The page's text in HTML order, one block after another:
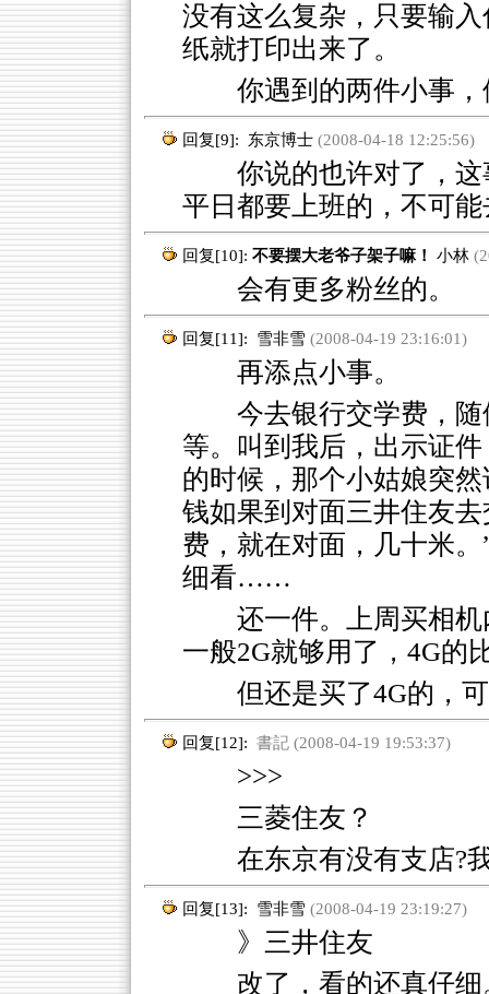
没有这么复杂，只要输
纸就打印出来了。
你遇到的两件小事
回复[9]: 东京博士(2008-04-18 12:25:56)
你说的也许对了，这
平日都要上班的，不可
回复[10]: 不要摆大老爷子架子嘛！ 小林
会有更多粉丝的。
回复[11]: 雪非雪(2008-04-19 23:16:01)
再添点小事。
今去银行交学费，
等。叫到我后，出示证
的时候，那个小姑娘突
钱如果到对面三井住友
费，就在对面，几十米
细看……
还一件。上周买相
一般2G就够用了，4G
但还是买了4G的，
回复[12]: 書記 (2008-04-19 19:53:37)
>>>
三菱住友？
在东京有没有支店?
回复[13]: 雪非雪(2008-04-19 23:19:27)
》三井住友
改了，看的还真仔